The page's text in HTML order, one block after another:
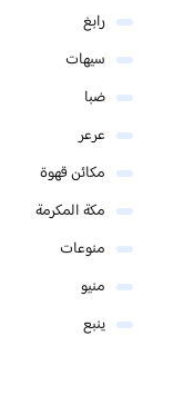
رابغ
سيهات
ضبا
عرعر
مكائن قهوة
مكة المكرمة
منوعات
منيو
ينبع